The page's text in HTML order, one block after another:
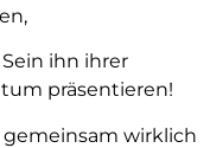
ihn ihrer
präsentieren!
gemeinsam wirklich